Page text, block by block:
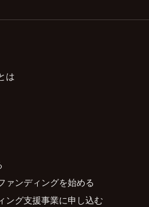
は
ァンディングを始める
ング支援事業に申し込む